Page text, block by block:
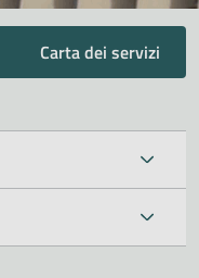
Carta dei servizi